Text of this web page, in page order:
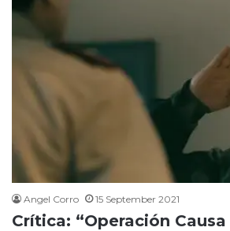
Angel Corro 15 September 2021
Crítica: “Operación